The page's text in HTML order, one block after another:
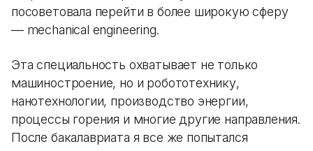
посоветовала перейти в более широкую сферу
— mechanical engineering.
Эта специальность охватывает не только
машиностроение, но и робототехнику,
нанотехнологии, производство энергии,
процессы горения и многие другие направления.
После бакалавриата я все же попытался